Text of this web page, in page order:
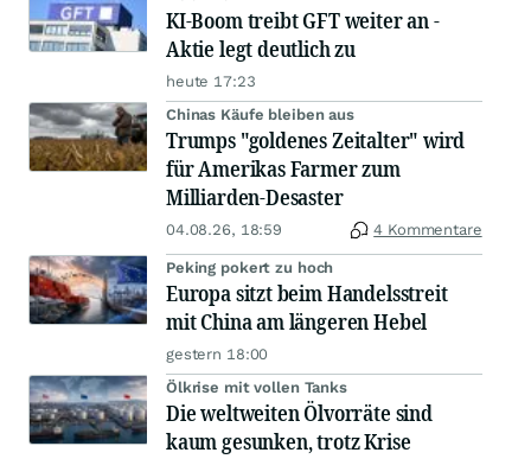
KI-Boom treibt GFT weiter an -
Aktie legt deutlich zu
heute 17:23
Chinas Käufe bleiben aus
Trumps "goldenes Zeitalter" wird
für Amerikas Farmer zum
Milliarden-Desaster
04.08.26, 18:59 4 Kommentare
Peking pokert zu hoch
Europa sitzt beim Handelsstreit
mit China am längeren Hebel
gestern 18:00
Ölkrise mit vollen Tanks
Die weltweiten Ölvorräte sind
kaum gesunken, trotz Krise